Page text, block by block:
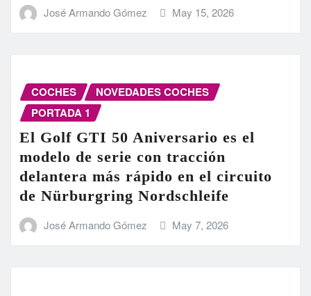
José Armando Gómez May 15, 2026
COCHES
NOVEDADES COCHES
PORTADA 1
El Golf GTI 50 Aniversario es el
modelo de serie con tracción
delantera más rápido en el circuito
de Nürburgring Nordschleife
José Armando Gómez May 7, 2026